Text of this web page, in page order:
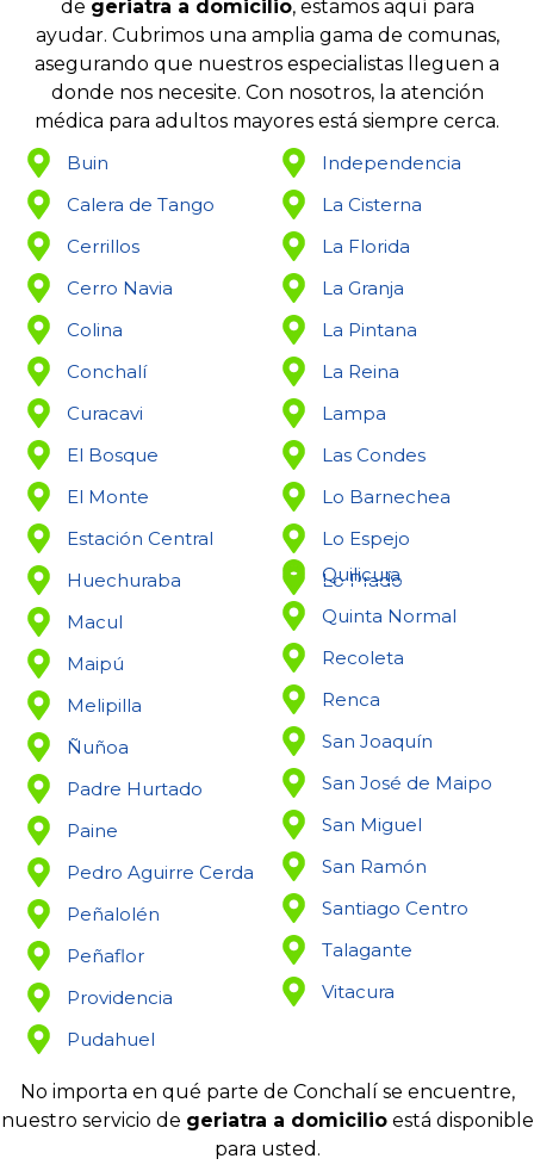
de geriatra a domicilio, estamos aquí para
ayudar. Cubrimos una amplia gama de comunas,
asegurando que nuestros especialistas lleguen a
donde nos necesite. Con nosotros, la atención
médica para adultos mayores está siempre cerca.
Buin
Calera de Tango
Cerrillos
Cerro Navia
Colina
Conchalí
Curacavi
El Bosque
El Monte
Estación Central
Huechuraba
Independencia
La Cisterna
La Florida
La Granja
La Pintana
La Reina
Lampa
Las Condes
Lo Barnechea
Lo Espejo
Lo Prado
Macul
Maipú
Melipilla
Ñuñoa
Padre Hurtado
Paine
Pedro Aguirre Cerda
Peñalolén
Peñaflor
Providencia
Pudahuel
Quilicura
Quinta Normal
Recoleta
Renca
San Joaquín
San José de Maipo
San Miguel
San Ramón
Santiago Centro
Talagante
Vitacura
No importa en qué parte de Conchalí se encuentre,
nuestro servicio de geriatra a domicilioestá disponible
para usted.